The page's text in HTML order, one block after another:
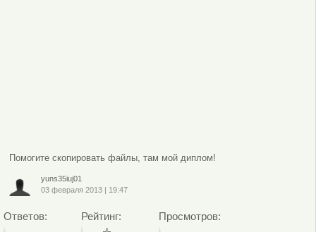
Помогите скопировать файлы, там мой диплом!
yuns35iuj01
03 февраля 2013| 19:47
Ответов: Рейтинг: Просмотров: